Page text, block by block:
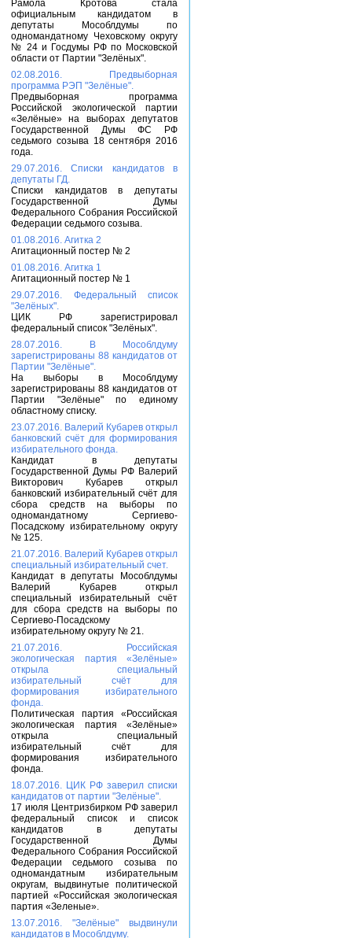
Рамола Кротова стала
официальным кандидатом в
депутаты Мособлдумы по
одномандатному Чеховскому округу
№ 24 и Госдумы РФ по Московской
области от Партии "Зелёных".
02.08.2016. Предвыборная
программа РЭП "Зелёные".
Предвыборная программа
Российской экологической партии
«Зелёные» на выборах депутатов
Государственной Думы ФС РФ
седьмого созыва 18 сентября 2016
года.
29.07.2016. Списки кандидатов в
депутаты ГД.
Списки кандидатов в депутаты
Государственной Думы
Федерального Собрания Российской
Федерации седьмого созыва.
01.08.2016. Агитка 2
Агитационный постер № 2
01.08.2016. Агитка 1
Агитационный постер № 1
29.07.2016. Федеральный список
"Зелёных".
ЦИК РФ зарегистрировал
федеральный список "Зелёных".
28.07.2016. В Мособлдуму
зарегистрированы 88 кандидатов от
Партии "Зелёные".
На выборы в Мособлдуму
зарегистрированы 88 кандидатов от
Партии "Зелёные" по единому
областному списку.
23.07.2016. Валерий Кубарев открыл
банковский счёт для формирования
избирательного фонда.
Кандидат в депутаты
Государственной Думы РФ Валерий
Викторович Кубарев открыл
банковский избирательный счёт для
сбора средств на выборы по
одномандатному Сергиево-
Посадскому избирательному округу
№ 125.
21.07.2016. Валерий Кубарев открыл
специальный избирательный счет.
Кандидат в депутаты Мособлдумы
Валерий Кубарев открыл
специальный избирательный счёт
для сбора средств на выборы по
Сергиево-Посадскому
избирательному округу № 21.
21.07.2016. Российская
экологическая партия «Зелёные»
открыла специальный
избирательный счёт для
формирования избирательного
фонда.
Политическая партия «Российская
экологическая партия «Зелёные»
открыла специальный
избирательный счёт для
формирования избирательного
фонда.
18.07.2016. ЦИК РФ заверил списки
кандидатов от партии "Зелёные".
17 июля Центризбирком РФ заверил
федеральный список и список
кандидатов в депутаты
Государственной Думы
Федерального Собрания Российской
Федерации седьмого созыва по
одномандатным избирательным
округам, выдвинутые политической
партией «Российская экологическая
партия «Зеленые».
13.07.2016. "Зелёные" выдвинули
кандидатов в Мособлдуму.